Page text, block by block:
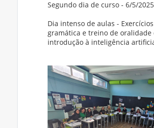
Segundo dia de curso - 6/5/2025
Dia intenso de aulas -
gramática e treino de oralidade
introdução à inteligência